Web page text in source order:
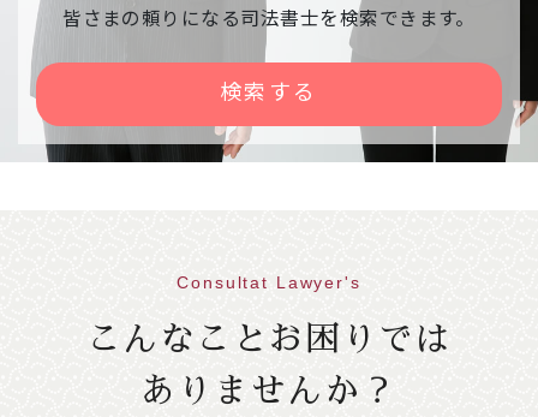
下記相談会が、雪の影響で中止になりました。
【日時】令和８年２月９日（月） １３：００
～１６：００
【会場】右京区役所京北出張所
86.1KB
2026年01月09日
「相続・遺言推進月間」司法書士による無料
皆さまの頼りになる司法書士を検索できます。
検索する
Consultat Lawyer's
こんなことお困りでは
ありませんか？